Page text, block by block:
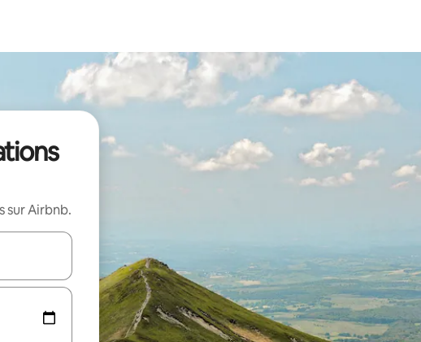
sur Airbnb.
les en utilisant les flèches vers le haut et vers le bas, ou en appuyant